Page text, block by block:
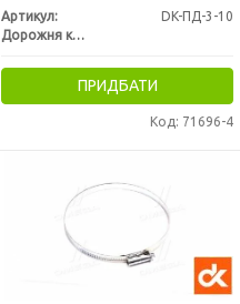
Артикул:
DK-ПД-3-10
Дорожня карта
ПРИДБАТИ
Код: 71696-4